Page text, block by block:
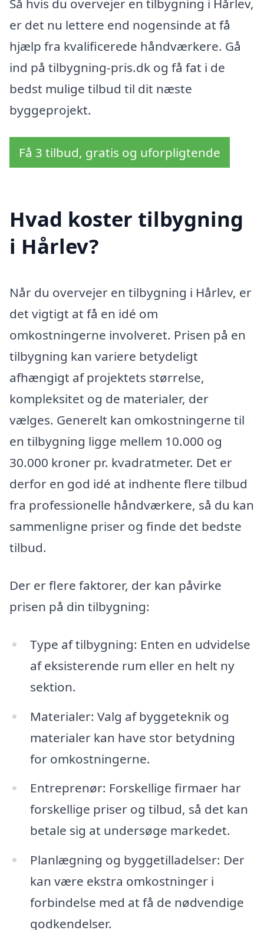
Så hvis du overvejer en tilbygning i Hårlev,
er det nu lettere end nogensinde at få
hjælp fra kvalificerede håndværkere. Gå
ind på tilbygning-pris.dk og få fat i de
bedst mulige tilbud til dit næste
byggeprojekt.
Få 3 tilbud, gratis og uforpligtende
Hvad koster tilbygning
i Hårlev?
Når du overvejer en tilbygning i Hårlev, er
det vigtigt at få en idé om
omkostningerne involveret. Prisen på en
tilbygning kan variere betydeligt
afhængigt af projektets størrelse,
kompleksitet og de materialer, der
vælges. Generelt kan omkostningerne til
en tilbygning ligge mellem 10.000 og
30.000 kroner pr. kvadratmeter. Det er
derfor en god idé at indhente flere tilbud
fra professionelle håndværkere, så du kan
sammenligne priser og finde det bedste
tilbud.
Der er flere faktorer, der kan påvirke
prisen på din tilbygning:
Type af tilbygning: Enten en udvidelse
af eksisterende rum eller en helt ny
sektion.
Materialer: Valg af byggeteknik og
materialer kan have stor betydning
for omkostningerne.
Entreprenør: Forskellige firmaer har
forskellige priser og tilbud, så det kan
betale sig at undersøge markedet.
Planlægning og byggetilladelser: Der
kan være ekstra omkostninger i
forbindelse med at få de nødvendige
godkendelser.